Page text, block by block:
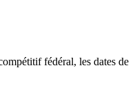
fédéral, les dates de